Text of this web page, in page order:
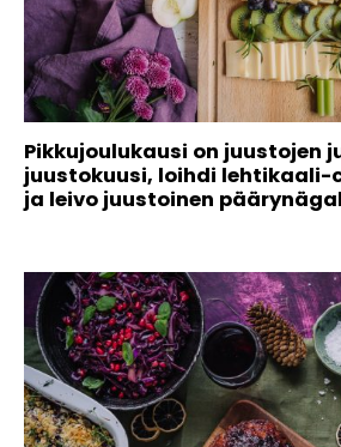
Pikkujoulukausi on juustojen
juustokuusi, loihdi
ja leivo juustoinen